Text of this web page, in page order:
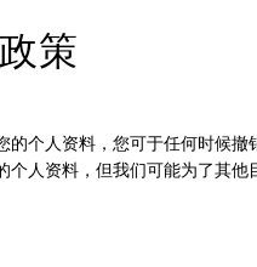
策
个人资料，您可于任何时候
人资料，但我们可能为了其